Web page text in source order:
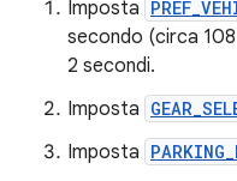
Imposta
secondo (circa
2 secondi.
Imposta
Imposta